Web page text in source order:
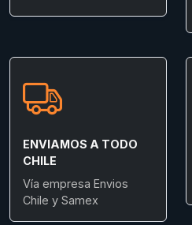
ENVIAMOS A TODO
CHILE
Vía empresa Envios
Chile y Samex